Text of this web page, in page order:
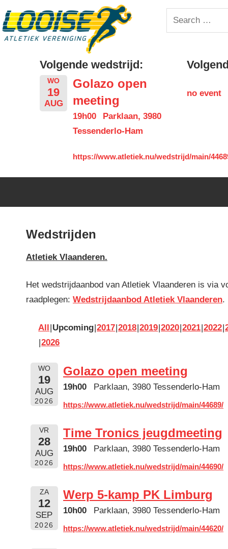
to
content
Looise
Search
for:
Volgende wedstrijd:
WO
19
AUG
Golazo open
meeting
19h00
Parklaan, 3980
Tessenderlo-Ham
https://www.atletiek.nu/wedstrijd/main/
no event
Wedstrijden
Atletiek Vlaanderen.
Het wedstrijdaanbod van Atletiek Vlaanderen is via
raadplegen: Wedstrijdaanbod Atletiek Vlaanderen.
All Upcoming 2017 2018 2019 2020 2021 2022
2026
WO
19
AUG
2026
Golazo open meeting
19h00 Parklaan, 3980 Tessenderlo-Ham
https://www.atletiek.nu/wedstrijd/main/44689/
VR
28
AUG
2026
Time Tronics jeugdmeeting
19h00 Parklaan, 3980 Tessenderlo-Ham
https://www.atletiek.nu/wedstrijd/main/44690/
ZA
12
SEP
2026
Werp 5-kamp PK Limburg
10h00 Parklaan, 3980 Tessenderlo-Ham
https://www.atletiek.nu/wedstrijd/main/44620/